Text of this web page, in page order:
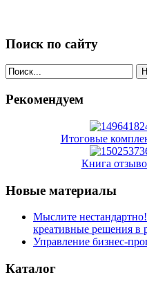
Поиск по сайту
Рекомендуем
Итоговые
Книга
Новые материалы
Мыслите
креативные решения в
Управление бизнес-
Каталог